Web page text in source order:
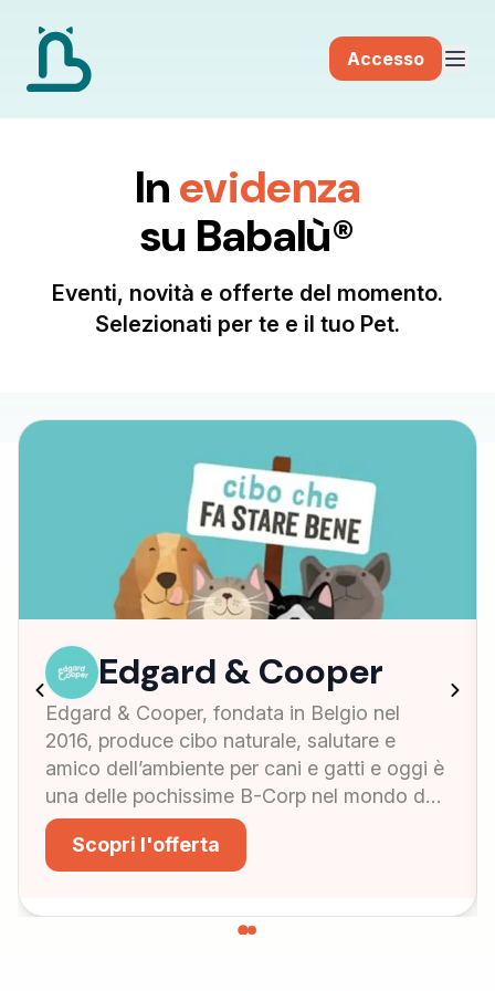
Accesso
Inevidenza
su Babalù®
Eventi, novità e offerte del momento.
Selezionati per te e il tuo Pet.
Edgard & Cooper
Edgard & Cooper, fondata in Belgio nel
2016, produce cibo naturale, salutare e
amico dell’ambiente per cani e gatti e oggi è
una delle pochissime B-Corp nel mondo del
pet food a livello globale. Le ricette presenti
sia in versione secco che umido preparate
con ingredienti naturali con l’aggiunta di
all'interno di confezioni facilmente riciclabili
Scopri l'offerta